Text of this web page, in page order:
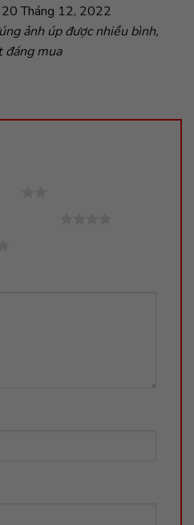
20 Tháng 12, 2022
ảnh úp được nhiều bình,
đáng mua